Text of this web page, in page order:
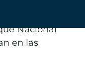
Nacional
en las